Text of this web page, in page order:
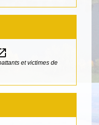
et victimes de